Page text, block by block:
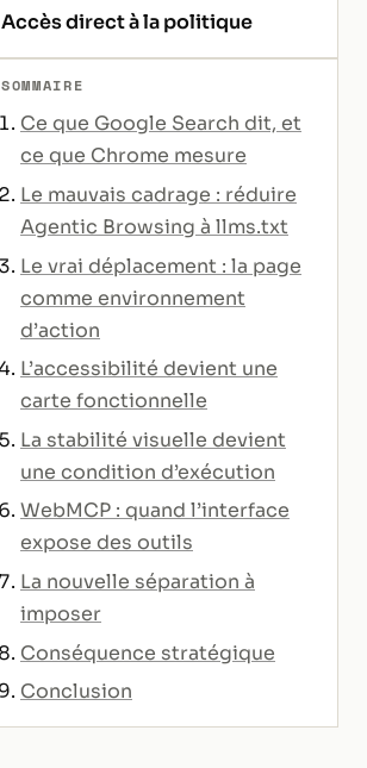
Accès direct à la politique
SOMMAIRE
Ce que Google Search dit, et
ce que Chrome mesure
Le mauvais cadrage : réduire
Agentic Browsing à llms.txt
Le vrai déplacement : la page
comme environnement
d’action
L’accessibilité devient une
carte fonctionnelle
La stabilité visuelle devient
une condition d’exécution
WebMCP : quand l’interface
expose des outils
La nouvelle séparation à
imposer
Conséquence stratégique
Conclusion